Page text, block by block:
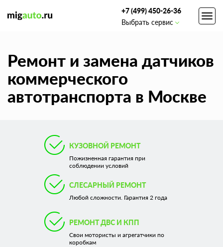
+7 (499) 450-26-36
Выбрать сервис
Ремонт и замена датчиков
коммерческого
автотранспорта в Москве
КУЗОВНОЙ РЕМОНТ
Пожизненная гарантия при
соблюдении условий
СЛЕСАРНЫЙ РЕМОНТ
Любой сложности. Гарантия 2 года
РЕМОНТ ДВС И КПП
Свои мотористы и агрегатчики по
коробкам